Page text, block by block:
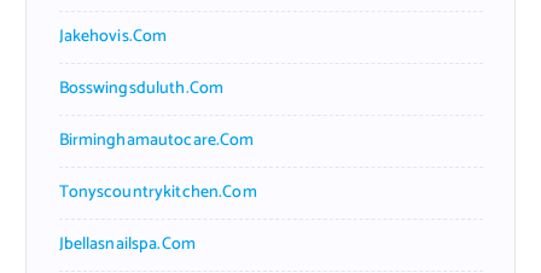
Jakehovis.com
Bosswingsduluth.com
Birminghamautocare.com
Tonyscountrykitchen.com
Jbellasnailspa.com